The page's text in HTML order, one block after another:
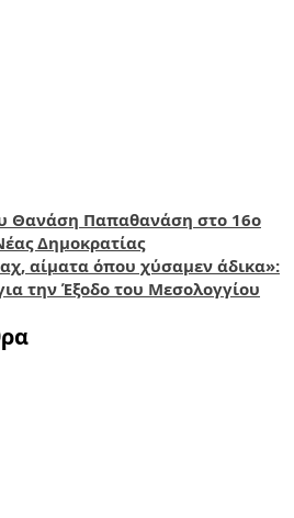
Θανάση Παπαθανάση στο 16ο
Δημοκρατίας
αίματα όπου χύσαμεν άδικα»:
την Έξοδο του Μεσολογγίου